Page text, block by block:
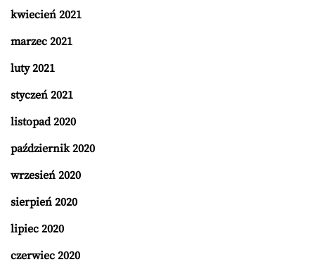
kwiecień 2021
marzec 2021
luty 2021
styczeń 2021
listopad 2020
październik 2020
wrzesień 2020
sierpień 2020
lipiec 2020
czerwiec 2020